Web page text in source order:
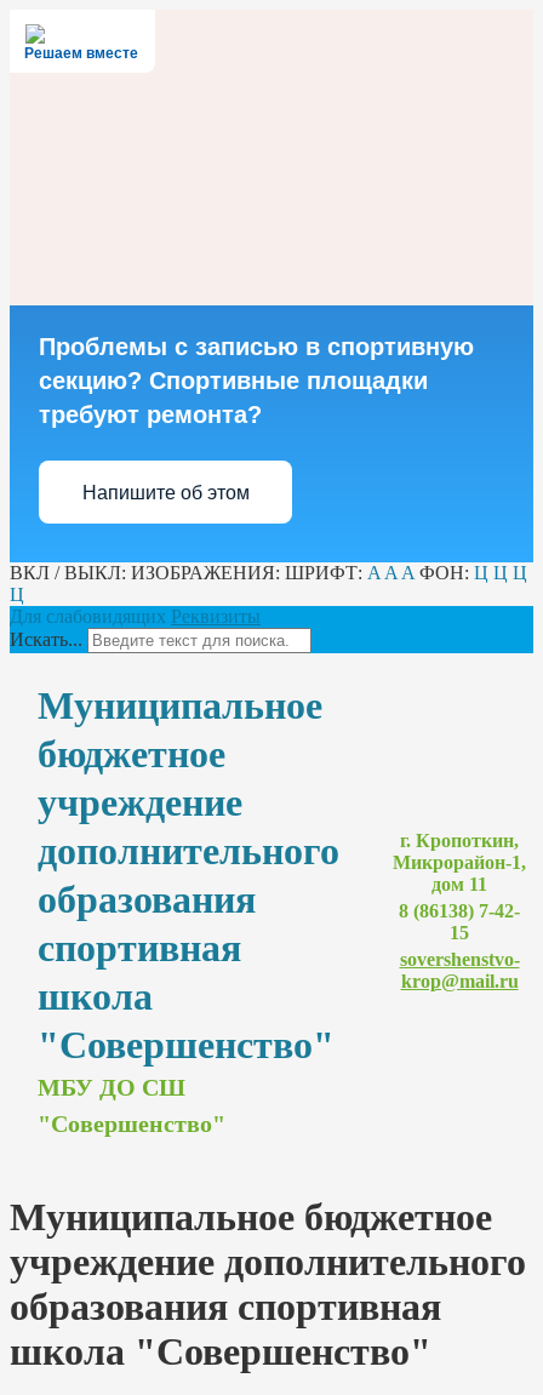
Решаем вместе
Проблемы с записью в спортивную
секцию? Спортивные площадки
требуют ремонта?
Напишите об этом
ВКЛ / ВЫКЛ: ИЗОБРАЖЕНИЯ: ШРИФТ: A A A ФОН: Ц Ц Ц
Ц
Для слабовидящих Реквизиты
Искать...
Муниципальное
бюджетное
учреждение
дополнительного
образования
спортивная
школа
"Совершенство"
МБУ ДО СШ
"Совершенство"
г. Кропоткин,
Микрорайон-1,
дом 11
8 (86138) 7-42-
15
sovershenstvo-
krop@mail.ru
Муниципальное бюджетное
учреждение дополнительного
образования спортивная
школа "Совершенство"